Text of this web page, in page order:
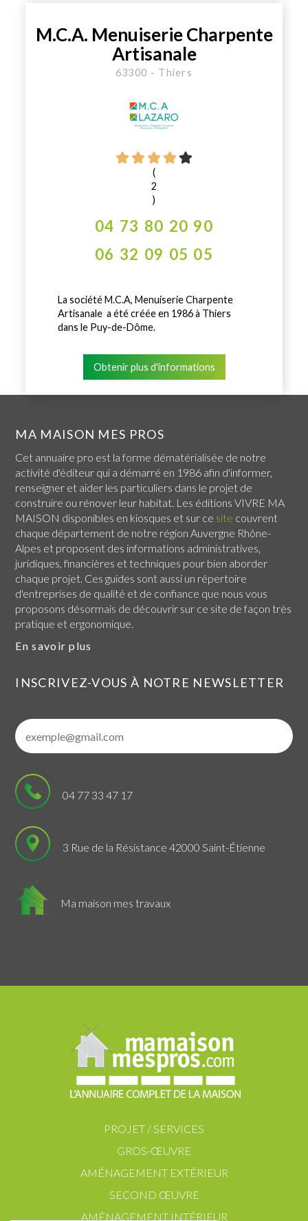
M.C.A. Menuiserie Charpente
Artisanale
63300 - Thiers
(
2
)
04 73 80 20 90
06 32 09 05 05
La société M.C.A, Menuiserie Charpente
Artisanale a été créée en 1986 à Thiers
dans le Puy-de-Dôme.
Obtenir plus d'informations
MA MAISON MES PROS
Cet annuaire pro est la forme dématérialisée de notre
activité d'éditeur qui a démarré en 1986 afin d'informer,
renseigner et aider les particuliers dans le projet de
construire ou rénover leur habitat. Les éditions VIVRE MA
MAISON disponibles en kiosques et sur ce site couvrent
chaque département de notre région Auvergne Rhône-
Alpes et proposent des informations administratives,
juridiques, financières et techniques pour bien aborder
chaque projet. Ces guides sont aussi un répertoire
d'entreprises de qualité et de confiance que nous vous
proposons désormais de découvrir sur ce site de façon très
pratique et ergonomique.
En savoir plus
INSCRIVEZ-VOUS À NOTRE NEWSLETTER
04 77 33 47 17
3 Rue de la Résistance 42000 Saint-Étienne
Ma maison mes travaux
PROJET / SERVICES
GROS-ŒUVRE
AMÉNAGEMENT EXTÉRIEUR
SECOND ŒUVRE
AMÉNAGEMENT INTÉRIEUR